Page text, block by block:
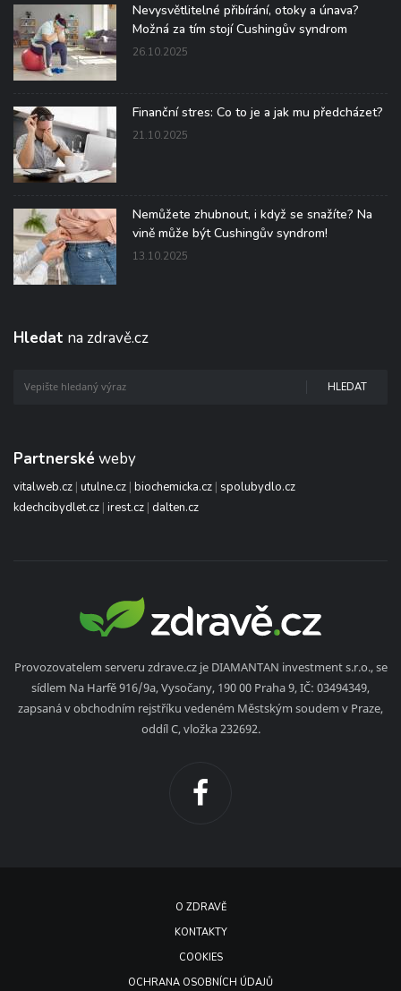
Nevysvětlitelné přibírání, otoky a únava?
Možná za tím stojí Cushingův syndrom
26.10.2025
Finanční stres: Co to je a jak mu předcházet?
21.10.2025
Nemůžete zhubnout, i když se snažíte? Na
vině může být Cushingův syndrom!
13.10.2025
Hledat na zdravě.cz
HLEDAT
Partnerské weby
vitalweb.cz | utulne.cz | biochemicka.cz | spolubydlo.cz
kdechcibydlet.cz | irest.cz | dalten.cz
Provozovatelem serveru zdrave.cz je DIAMANTAN investment s.r.o., se
sídlem Na Harfě 916/9a, Vysočany, 190 00 Praha 9, IČ: 03494349,
zapsaná v obchodním rejstříku vedeném Městským soudem v Praze,
oddíl C, vložka 232692.
O ZDRAVĚ
KONTAKTY
COOKIES
OCHRANA OSOBNÍCH ÚDAJŮ